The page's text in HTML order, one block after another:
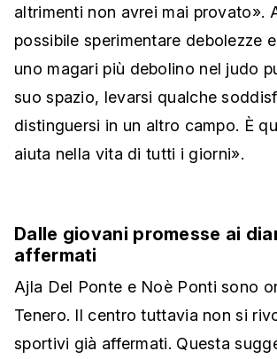
altrimenti non avrei mai provato».
possibile sperimentare debolezze
uno magari più debolino nel judo
suo spazio, levarsi qualche
distinguersi in un altro campo. È
aiuta nella vita di tutti i giorni».
Dalle giovani promesse ai
affermati
Ajla Del Ponte e Noè Ponti sono
Tenero. Il centro tuttavia non si
sportivi già affermati. Questa